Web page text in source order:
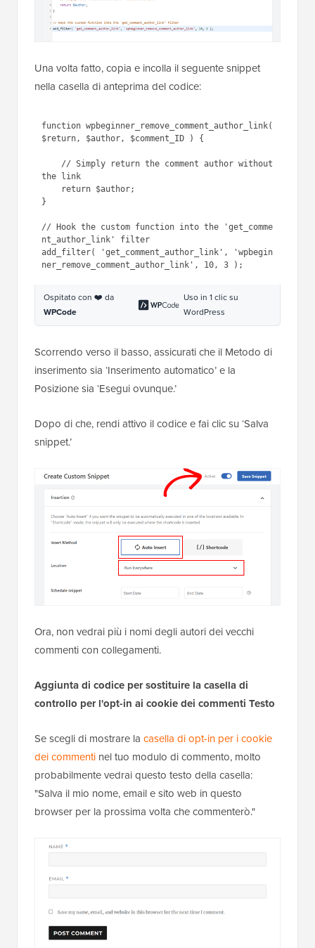
Una volta fatto, copia e incolla il seguente snippet
nella casella di anteprima del codice:
1
4
5
7
function
_link( $return , $author
,
$comment_ID
author without the link
return
$author
}
// Hook the custom function into
the 'get_comment_author_link'
filter
'get_comment_author_link' ,
'wpbeginner_remove_comment_autho
r_link', 10, 3 );
Ospitato con ❤️ da
WPCode
Uso in 1 clic su
Scorrendo verso il basso, assicurati che il Metodo di
inserimento sia ‘Inserimento automatico’ e la
Posizione sia ‘Esegui ovunque.’
Dopo di che, rendi attivo il codice e fai clic su ‘Salva
snippet.’
Ora, non vedrai più i nomi degli autori dei vecchi
commenti con collegamenti.
Aggiunta di codice per sostituire la casella di
dei commenti
browser per la prossima volta che commenterò."